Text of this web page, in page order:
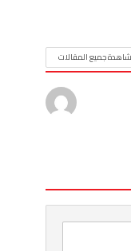
جميع المقالات